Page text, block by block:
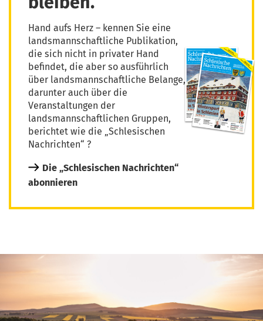
Hand aufs Herz – kennen Sie eine
landsmannschaftliche Publikation,
die sich nicht in privater Hand
befindet, die aber so ausführlich
über landsmannschaftliche Belange,
darunter auch über die
Veranstaltungen der
landsmannschaftlichen Gruppen,
berichtet wie die „Schlesischen
Nachrichten“ ?
Die „Schlesischen Nachrichten“
abonnieren